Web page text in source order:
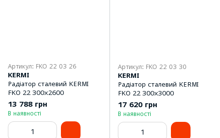
Артикул: FKO 22 03 26
KERMI
Радіатор сталевий KERMI
FKO 22 300x2600
13 788 грн
В наявності
Артикул: FKO 22 03 30
KERMI
Радіатор сталевий KERMI
FKO 22 300x3000
17 620 грн
В наявності